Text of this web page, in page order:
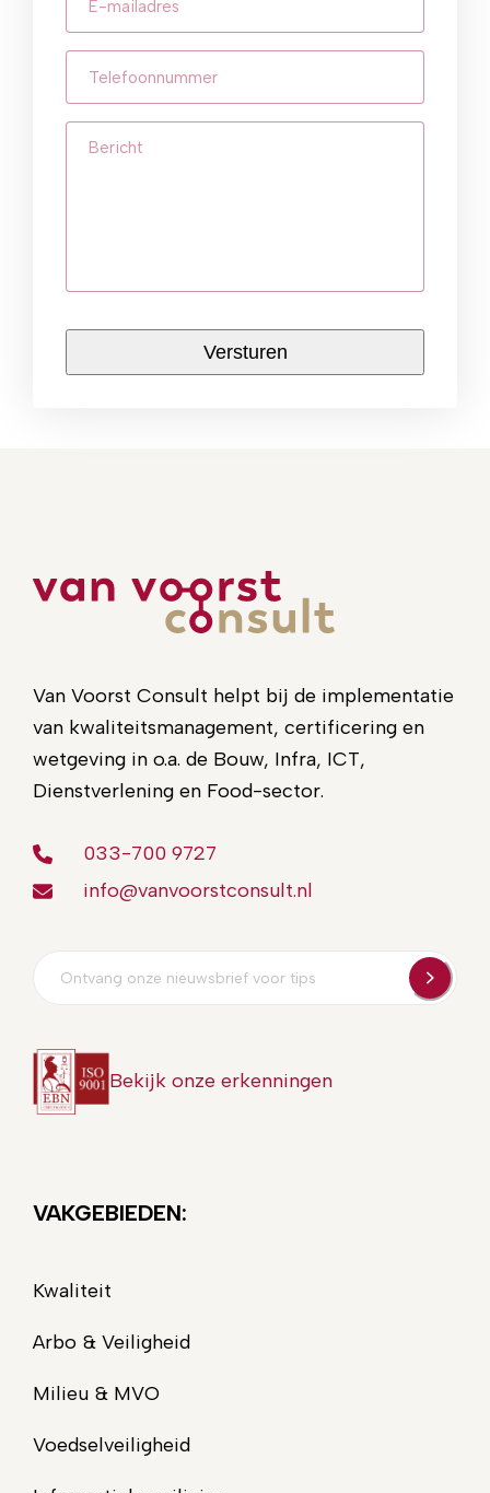
mailadres
Telefoonnummer
Bericht
CAPTCHA
Van Voorst Consult helpt bij de implementatie
van kwaliteitsmanagement, certificering en
wetgeving in o.a. de Bouw, Infra, ICT,
Dienstverlening en Food-sector.
033-700 9727
info@vanvoorstconsult.nl
Bekijk onze erkenningen
VAKGEBIEDEN:
Kwaliteit
Arbo & Veiligheid
Milieu & MVO
Voedselveiligheid